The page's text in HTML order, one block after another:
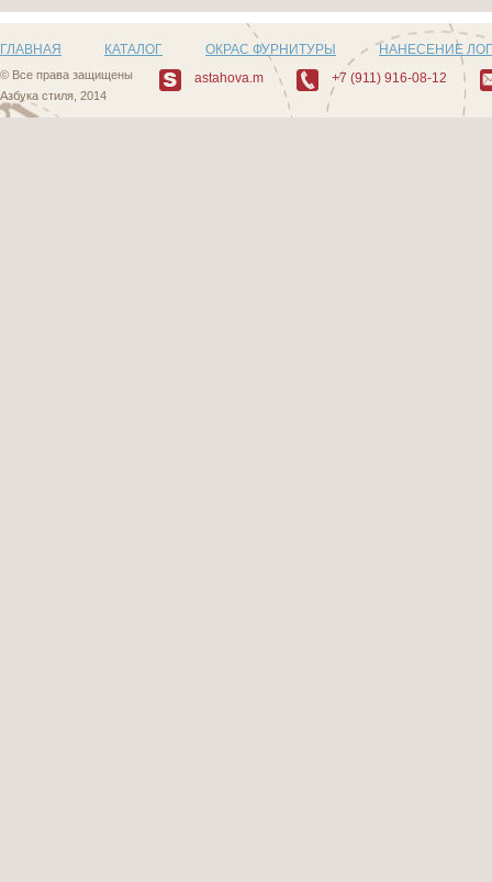
ГЛАВНАЯ КАТАЛОГ ОКРАС ФУРНИТУРЫ НАНЕСЕНИЕ
© Все права защищены
Азбука стиля, 2014
astahova.m +7 (911) 916-08-12